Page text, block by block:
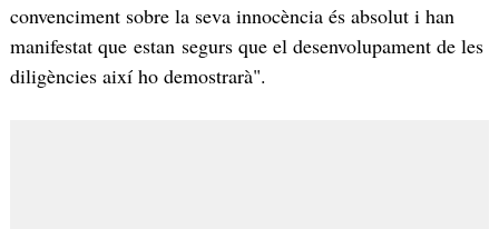
convenciment sobre la seva innocència és absolut i han
manifestat que estan segurs que el desenvolupament de les
diligències així ho demostrarà".